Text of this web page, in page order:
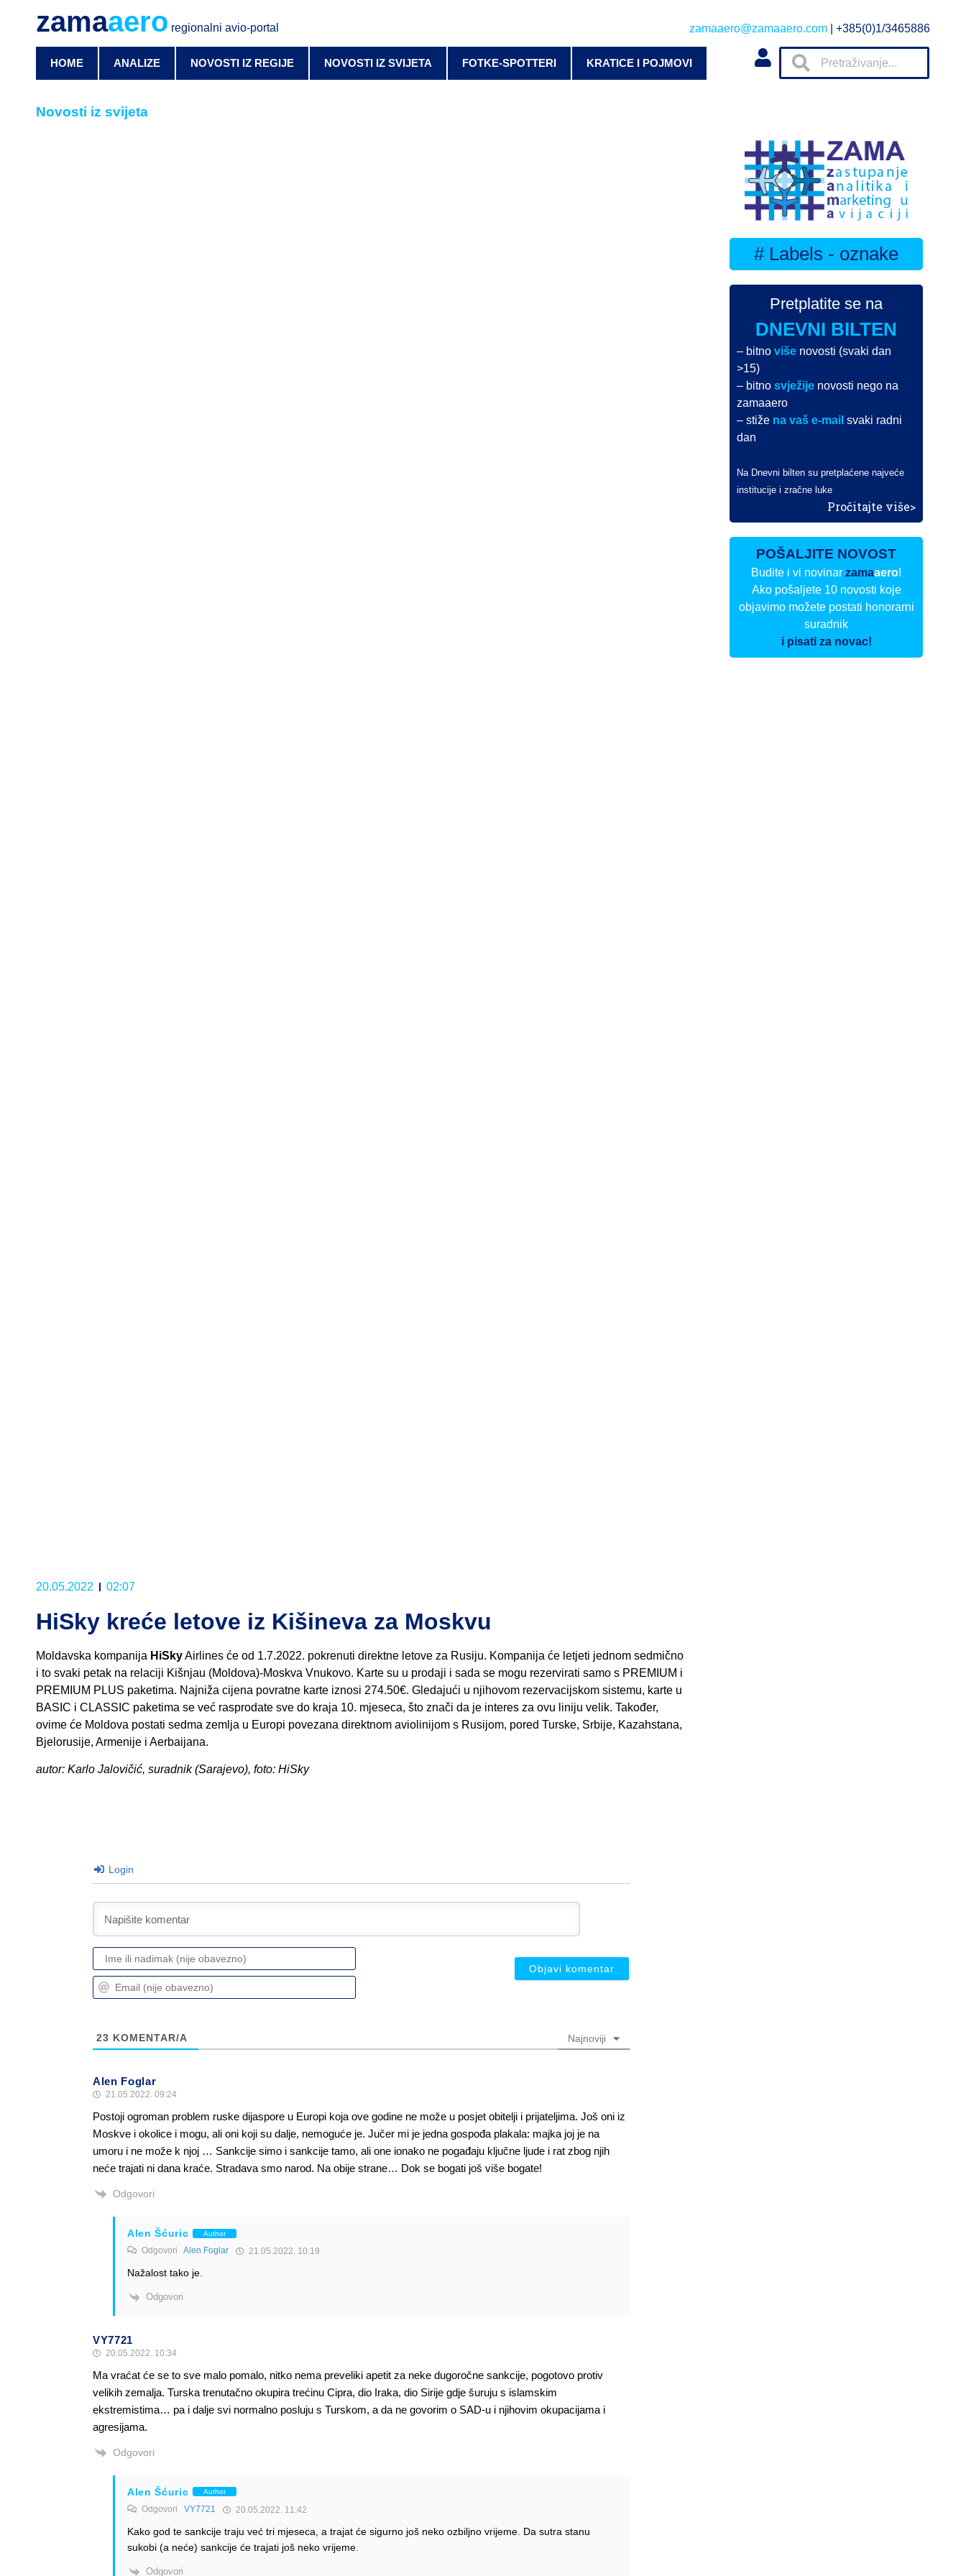
zamaaero regionalni avio-portal zamaaero@zamaaero.com | +385(0)1/3465886
HOME ANALIZE NOVOSTI IZ REGIJE NOVOSTI IZ SVIJETA FOTKE-SPOTTERI KRATICE I POJMOVI
Novosti iz svijeta
20.05.2022 02:07
HiSky kreće letove iz Kišineva za Moskvu
Moldavska kompanija HiSkyAirlines će od 1.7.2022. pokrenuti direktne letove za Rusiju. Kompanija će letjeti jednom sedmično
i to svaki petak na relaciji Kišnjau (Moldova)-Moskva Vnukovo. Karte su u prodaji i sada se mogu rezervirati samo s PREMIUM i
PREMIUM PLUS paketima. Najniža cijena povratne karte iznosi 274.50€. Gledajući u njihovom rezervacijskom sistemu, karte u
BASIC i CLASSIC paketima se već rasprodate sve do kraja 10. mjeseca, što znači da je interes za ovu liniju velik. Također,
ovime će Moldova postati sedma zemlja u Europi povezana direktnom aviolinijom s Rusijom, pored Turske, Srbije, Kazahstana,
Bjelorusije, Armenije i Aerbaijana.
autor: Karlo Jalovičić, suradnik (Sarajevo), foto: HiSky
Login
Ime
ili
nadimak
Email
(nije
23 KOMENTAR/A Najnoviji
Alen Foglar
21.05.2022. 09:24
Postoji ogroman problem ruske dijaspore u Europi koja ove godine ne može u posjet obitelji i prijateljima. Još oni iz
Moskve i okolice i mogu, ali oni koji su dalje, nemoguće je. Jučer mi je jedna gospođa plakala: majka joj je na
umoru i ne može k njoj … Sankcije simo i sankcije tamo, ali one ionako ne pogađaju ključne ljude i rat zbog njih
neće trajati ni dana kraće. Stradava smo narod. Na obije strane… Dok se bogati još više bogate!
Odgovori
Alen Šćuric Author
Odgovori Alen Foglar 21.05.2022. 10:19
Nažalost tako je.
Odgovori
VY7721
20.05.2022. 10:34
Ma vraćat će se to sve malo pomalo, nitko nema preveliki apetit za neke dugoročne sankcije, pogotovo protiv
velikih zemalja. Turska trenutačno okupira trećinu Cipra, dio Iraka, dio Sirije gdje šuruju s islamskim
ekstremistima… pa i dalje svi normalno posluju s Turskom, a da ne govorim o SAD-u i njihovim okupacijama i
agresijama.
Odgovori
Alen Šćuric Author
Odgovori VY7721 20.05.2022. 11:42
Kako god te sankcije traju već tri mjeseca, a trajat će sigurno još neko ozbiljno vrijeme. Da sutra stanu
sukobi (a neće) sankcije će trajati još neko vrijeme.
Odgovori
# Labels - oznake
Pretplatite se na
DNEVNI BILTEN
– bitnoviše novosti (svaki dan
>15)
– bitnosvježije novosti nego na
zamaaero
– stiže na vaš e-mail svaki radni
dan
Na Dnevni bilten su pretplaćene najveće
institucije i zračne luke
Pročitajte više>
POŠALJITE NOVOST
Budite i vi novinarzamaaero!
Ako pošaljete 10 novosti koje
objavimo možete postati honorarni
suradnik
i pisati za novac!